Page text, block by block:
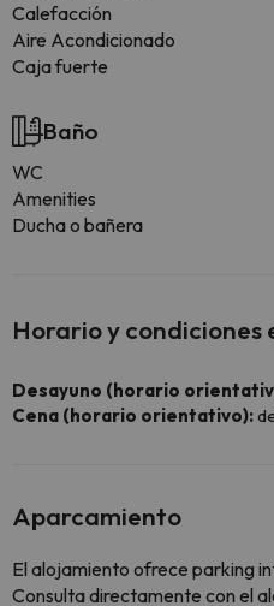
Calefacción
Aire Acondicionado
Caja fuerte
Baño
WC
Amenities
Ducha o bañera
Horario y condiciones
Desayuno (horario
Cena (horario orientativo):
Aparcamiento
El alojamiento ofrece parking
Consulta directamente con el